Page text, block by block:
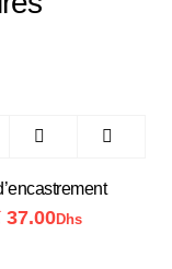
Le prix initial était :
37.00Dhs